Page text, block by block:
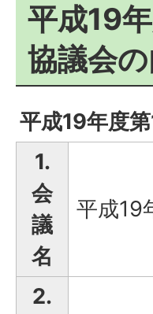
平成19
協議会
平成19年度
1.
会
議
名
平成19
2.